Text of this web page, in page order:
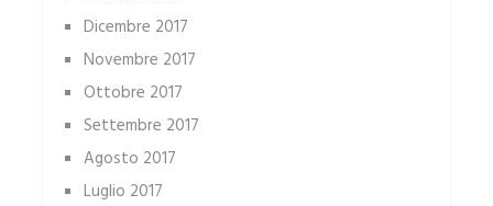
Dicembre 2017
Novembre 2017
Ottobre 2017
Settembre 2017
Agosto 2017
Luglio 2017